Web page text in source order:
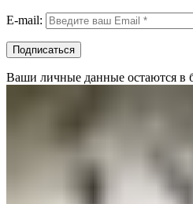
E-mail:
Ваши личные данные остаются в